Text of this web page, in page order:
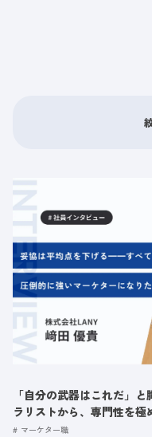
「自分の武器はこれだ」
ラリストから、専門性を
ーリー
マーケター職